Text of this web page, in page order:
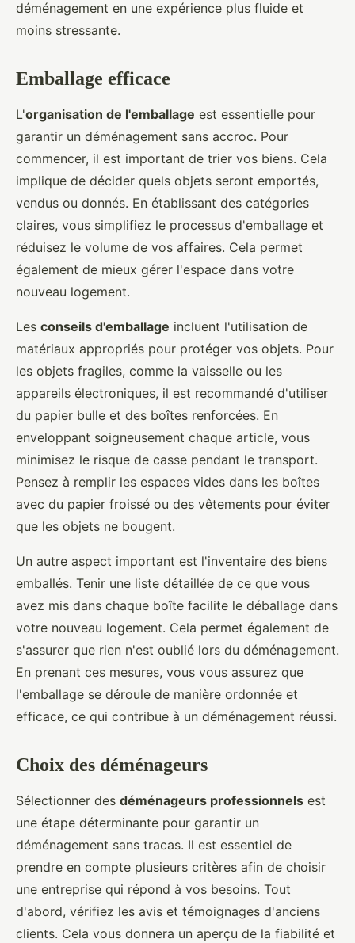
déménagement en une expérience plus fluide et
moins stressante.
Emballage efficace
L'organisation de l'emballage est essentielle pour
garantir un déménagement sans accroc. Pour
commencer, il est important de trier vos biens. Cela
implique de décider quels objets seront emportés,
vendus ou donnés. En établissant des catégories
claires, vous simplifiez le processus d'emballage et
réduisez le volume de vos affaires. Cela permet
également de mieux gérer l'espace dans votre
nouveau logement.
Les conseils d'emballage incluent l'utilisation de
matériaux appropriés pour protéger vos objets. Pour
les objets fragiles, comme la vaisselle ou les
appareils électroniques, il est recommandé d'utiliser
du papier bulle et des boîtes renforcées. En
enveloppant soigneusement chaque article, vous
minimisez le risque de casse pendant le transport.
Pensez à remplir les espaces vides dans les boîtes
avec du papier froissé ou des vêtements pour éviter
que les objets ne bougent.
Un autre aspect important est l'inventaire des biens
emballés. Tenir une liste détaillée de ce que vous
avez mis dans chaque boîte facilite le déballage dans
votre nouveau logement. Cela permet également de
s'assurer que rien n'est oublié lors du déménagement.
En prenant ces mesures, vous vous assurez que
l'emballage se déroule de manière ordonnée et
efficace, ce qui contribue à un déménagement réussi.
Choix des déménageurs
Sélectionner des déménageurs professionnels est
une étape déterminante pour garantir un
déménagement sans tracas. Il est essentiel de
prendre en compte plusieurs critères afin de choisir
une entreprise qui répond à vos besoins. Tout
d'abord, vérifiez les avis et témoignages d'anciens
clients. Cela vous donnera un aperçu de la fiabilité et